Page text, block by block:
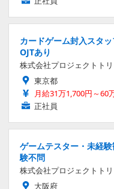
カードゲーム封入スタ
OJTあり
株式会社プロジェクトト
東京都
月給31万1,700円～60
正社員
ゲームテスター・未経
験不問
株式会社プロジェクトト
大阪府